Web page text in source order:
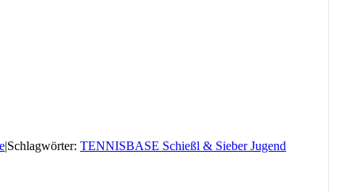
|Schlagwörter:TENNISBASE Schießl & Sieber Jugend